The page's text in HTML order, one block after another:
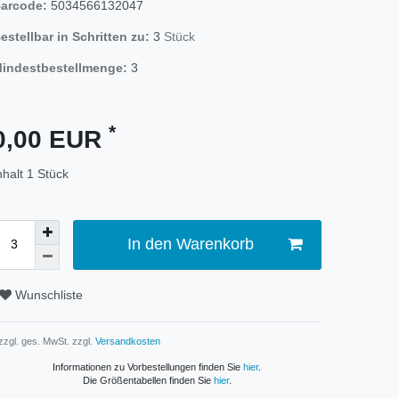
5034566132047
in Schritten zu: 3 Stück
3
EUR *
1 Stück
In den Warenkorb
Wunschliste
ges. MwSt. zzgl. Versandkosten
Informationen zu Vorbestellungen finden Sie hier.
Die Größentabellen finden Sie hier.